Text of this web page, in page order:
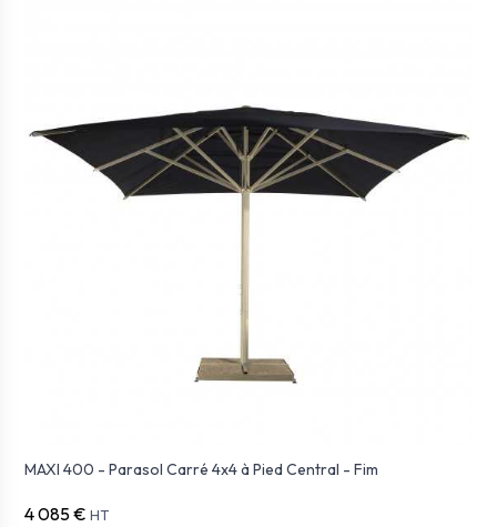
MAXI 400 - Parasol Carré 4x4 à Pied Central - Fim
4 085 € HT